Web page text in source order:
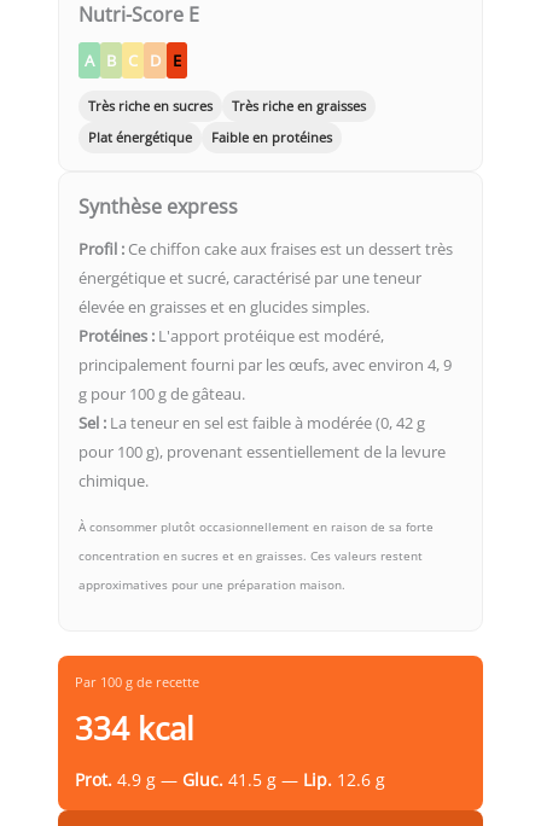
Nutri-Score E
A B C D E
Très riche en sucres
Très riche en graisses
Plat énergétique
Faible en protéines
Synthèse express
Profil : Ce chiffon cake aux fraises est un dessert très
énergétique et sucré, caractérisé par une teneur
élevée en graisses et en glucides simples.
Protéines : L'apport protéique est modéré,
principalement fourni par les œufs, avec environ 4, 9
g pour 100 g de gâteau.
Sel : La teneur en sel est faible à modérée (0, 42 g
pour 100 g), provenant essentiellement de la levure
chimique.
À consommer plutôt occasionnellement en raison de sa forte
concentration en sucres et en graisses. Ces valeurs restent
approximatives pour une préparation maison.
Par 100 g de recette
334 kcal
Prot. 4.9 g — Gluc. 41.5 g — Lip. 12.6 g